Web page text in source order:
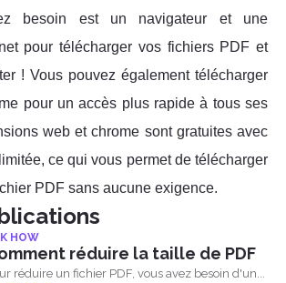
besoin est un navigateur et une
pour télécharger vos fichiers PDF et
! Vous pouvez également télécharger
pour un accès plus rapide à tous ses
web et chrome sont gratuites avec
ce qui vous permet de télécharger
PDF sans aucune exigence.
HOW
réduire la taille de PDF
réduire un fichier PDF, vous avez besoin d'un...